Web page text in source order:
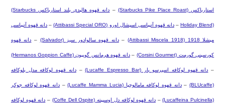
استارباکس (Starbucks Pike Place Roast)
– دانه قهوه هالیدی بلند استارباکس(Starbucks
Holiday Blend)
–دانه قهوه آتیباسی اسپشال اورو (Attibassi Special ORO)
– دانه قهوه آتیباسی
میشلا 1918 (Attibassi Miscela 1918)
–دانه قهوه سالوادور سبز(Salvador)
– دانه قهوه
کورسینی گورمت (Corsini Gourmet)
–دانه قهوه هرمانس گوپیون(Hermanos Goppion Caffe)
– دانه قهوه لوکافه اسپرسو بار(Lucaffe Espresso Bar)
–دانه قهوه لوکافه مدل بلوکافه
(BLUcaffe)
–دانه قهوه لوکافه مامالوچیا(Lucaffe Mamma Lucia)
– دانه قهوه لوکافه جوکر
(Lucaffeina Pulcinella)
–دانه قهوه لوکافه دل اوسپیته (Coffe Dell Ospite)
– دانه قهوه لوکافه